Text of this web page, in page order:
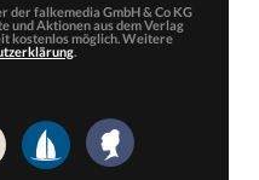
der falkemedia GmbH & Co KG
und Aktionen aus dem Verlag
kostenlos möglich. Weitere
.